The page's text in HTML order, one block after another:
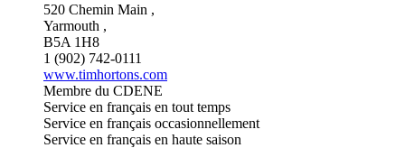
520 Chemin Main ,
Yarmouth ,
B5A 1H8
1 (902) 742-0111
www.timhortons.com
Membre du CDENE
Service en français en tout temps
Service en français occasionnellement
Service en français en haute saison